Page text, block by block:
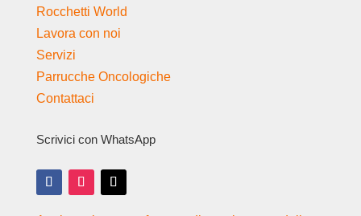
Rocchetti World
Lavora con noi
Servizi
Parrucche Oncologiche
Contattaci
Scrivici con WhatsApp